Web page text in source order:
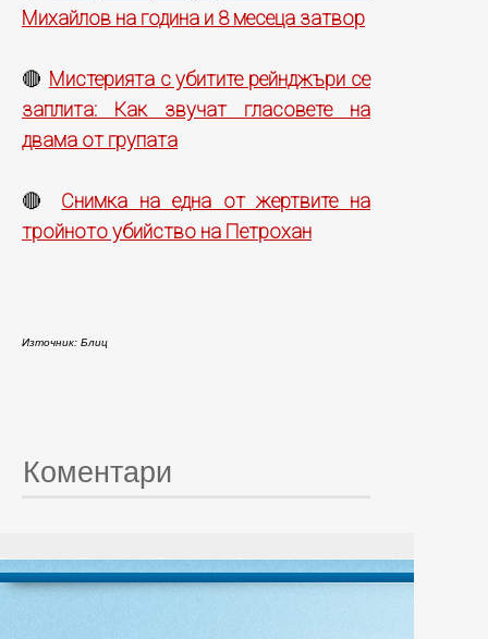
Михайлов на година и 8 месеца затвор
🔴 Мистерията с убитите рейнджъри се
заплита: Как звучат гласовете на
двама от групата
🔴 Снимка на една от жертвите на
тройното убийство на Петрохан
Източник: Блиц
Коментари